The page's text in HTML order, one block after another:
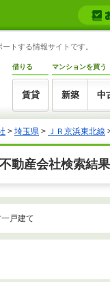
トする情報サイトです。
借りる
賃貸
マンションを買う
新築 中
> 埼玉県 > ＪＲ京浜東北線
動産会社検索結果
戸建て